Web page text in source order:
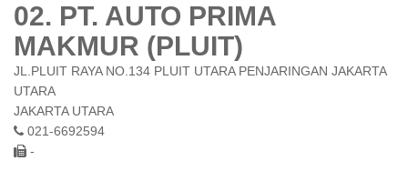
02. PT. AUTO PRIMA
MAKMUR (PLUIT)
JL.PLUIT RAYA NO.134 PLUIT UTARA PENJARINGAN JAKARTA
UTARA
JAKARTA UTARA
021-6692594
-